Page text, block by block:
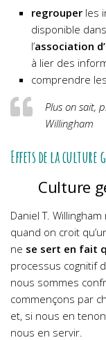
regrouper les
disponible
l’association
à lier des
comprendre les
Plus on sait,
Willingham
Effets de la culture
Culture
Daniel T.
quand on croit
ne se sert en fait
processus cognitif
nous sommes
commençons par
et, si nous en
nous en servir.